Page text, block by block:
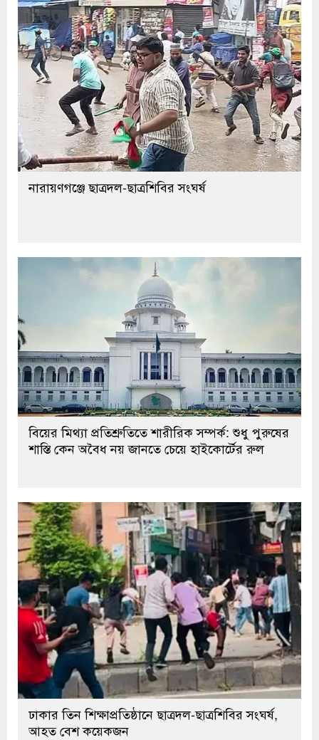
নারায়ণগঞ্জে ছাত্রদল-ছাত্রশিবির সংঘর্ষ
বিয়ের মিথ্যা প্রতিশ্রুতিতে শারীরিক সম্পর্ক: শুধু পুরুষের
শাস্তি কেন অবৈধ নয় জানতে চেয়ে হাইকোর্টের রুল
ঢাকার তিন শিক্ষাপ্রতিষ্ঠানে ছাত্রদল-ছাত্রশিবির সংঘর্ষ,
আহত বেশ কয়েকজন